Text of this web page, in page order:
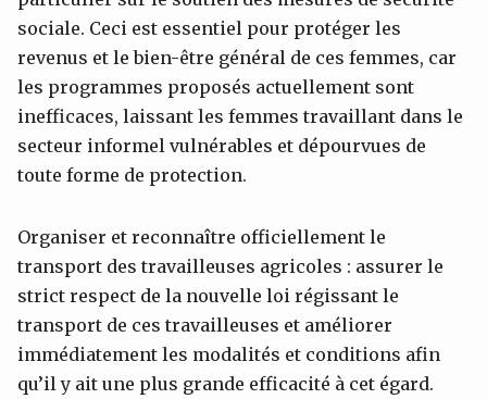
sociale. Ceci est essentiel pour protéger les
revenus et le bien-être général de ces femmes, car
les programmes proposés actuellement sont
inefficaces, laissant les femmes travaillant dans le
secteur informel vulnérables et dépourvues de
toute forme de protection.
Organiser et reconnaître officiellement le
transport des travailleuses agricoles : assurer le
strict respect de la nouvelle loi régissant le
transport de ces travailleuses et améliorer
immédiatement les modalités et conditions afin
qu’il y ait une plus grande efficacité à cet égard.